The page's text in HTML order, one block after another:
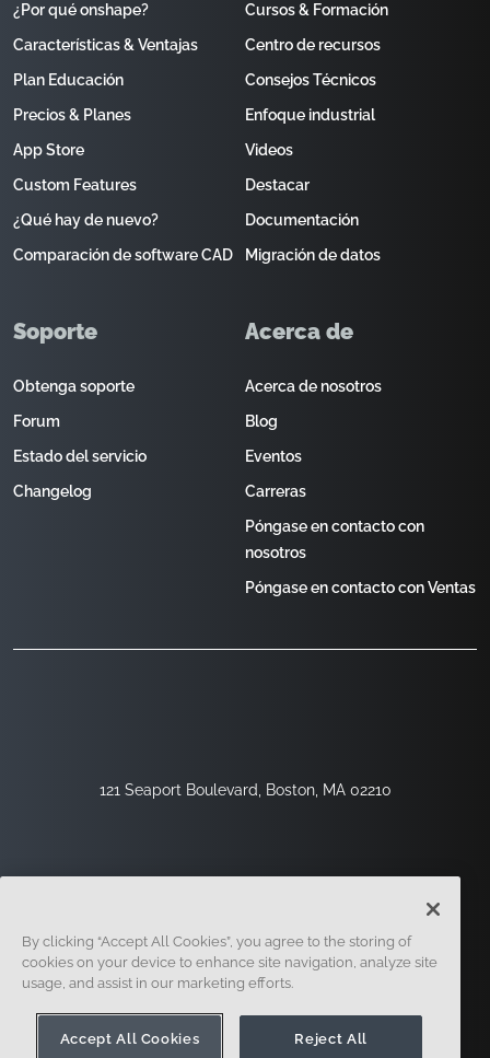
121 Seaport Boulevard, Boston, MA 02210
¿Por qué onshape?
Características & Ventajas
Plan Educación
Precios & Planes
App Store
Custom Features
¿Qué hay de nuevo?
Comparación de software CAD
Cursos & Formación
Centro de recursos
Consejos Técnicos
Enfoque industrial
Videos
Destacar
Documentación
Migración de datos
Soporte
Obtenga soporte
Forum
Estado del servicio
Changelog
Acerca de
Acerca de nosotros
Blog
Eventos
Carreras
Póngase en contacto con
nosotros
Póngase en contacto con Ventas
Seguridad
By clicking “Accept All Cookies”, you agree to the storing of
cookies on your device to enhance site navigation, analyze site
usage, and assist in our marketing efforts.
Accept All Cookies Reject All